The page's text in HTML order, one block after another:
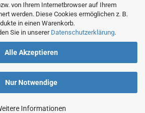
von Ihrem Internetbrowser auf Ihrem
werden. Diese Cookies ermöglichen z. B.
in einen Warenkorb.
Sie in unserer Datenschutzerklärung.
Alle Akzeptieren
Nur Notwendige
Informationen
90 773